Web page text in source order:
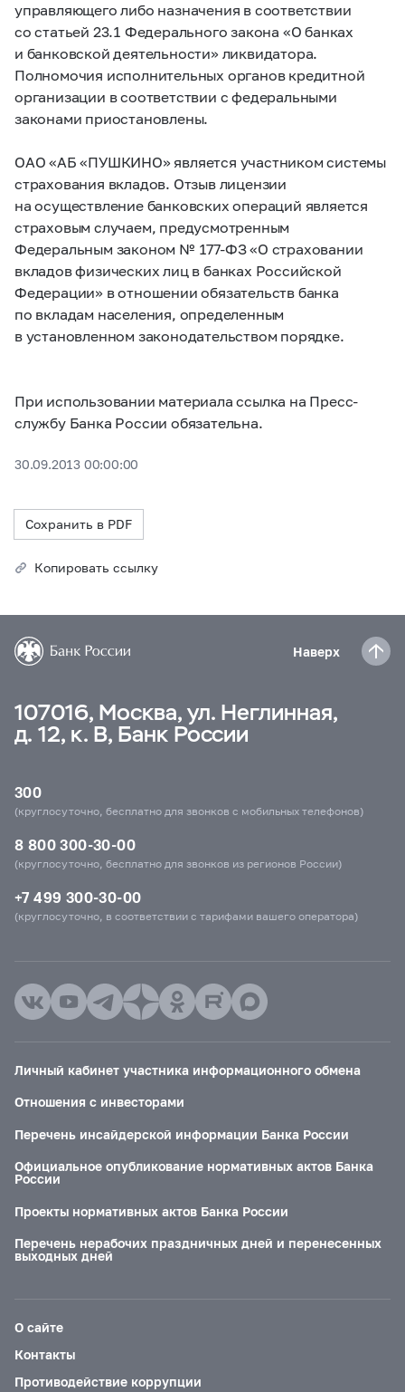
управляющего либо назначения в соответствии
со статьей 23.1 Федерального закона «О банках
и банковской деятельности» ликвидатора.
Полномочия исполнительных органов кредитной
организации в соответствии с федеральными
законами приостановлены.
ОАО «АБ «ПУШКИНО» является участником системы
страхования вкладов. Отзыв лицензии
на осуществление банковских операций является
страховым случаем, предусмотренным
Федеральным законом № 177-ФЗ «О страховании
вкладов физических лиц в банках Российской
Федерации» в отношении обязательств банка
по вкладам населения, определенным
в установленном законодательством порядке.
При использовании материала ссылка на Пресс-
службу Банка России обязательна.
30.09.2013 00:00:00
Сохранить в PDF
Копировать ссылку
Наверх
107016, Москва, ул. Неглинная,
д. 12, к. В, Банк России
300
(круглосуточно, бесплатно для звонков с мобильных телефонов)
8 800 300-30-00
(круглосуточно, бесплатно для звонков из регионов России)
+7 499 300-30-00
(круглосуточно, в соответствии с тарифами вашего оператора)
Личный кабинет участника информационного обмена
Отношения с инвесторами
Перечень инсайдерской информации Банка России
Официальное опубликование нормативных актов Банка
России
Проекты нормативных актов Банка России
Перечень нерабочих праздничных дней и перенесенных
выходных дней
О сайте
Контакты
Противодействие коррупции